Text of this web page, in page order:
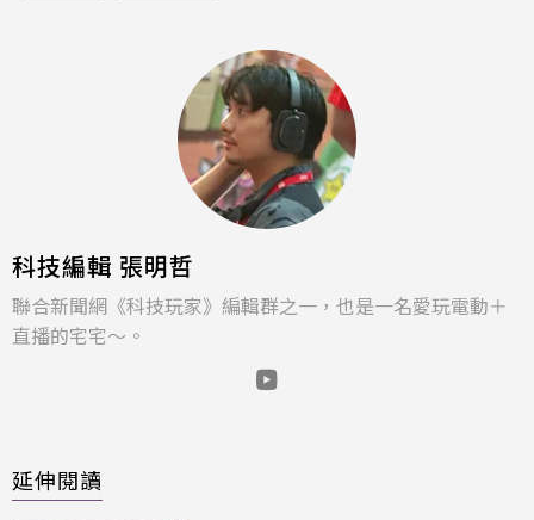
科技編輯 張明哲
聯合新聞網《科技玩家》編輯群之一，也是一名愛玩電動＋
直播的宅宅～。
延伸閱讀